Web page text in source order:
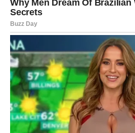
Život vam vraća mir i
Pred vama su veoma važni trenuci
VODOLIJA
Zvijezde vam pokazuju da ste
mislite.
Jedna promjena koju ste dugo